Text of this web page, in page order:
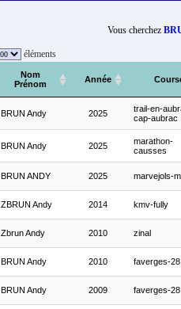
Vous cherchez
éléments
Nom
Prénom
Année
BRUN Andy 2025
trail-en-
cap-aubrac
BRUN Andy 2025
marathon-
causses
BRUN ANDY 2025 marvejols-
ZBRUN Andy 2014 kmv-fully
Zbrun Andy 2010 zinal
BRUN Andy 2010 faverges-28
BRUN Andy 2009 faverges-28